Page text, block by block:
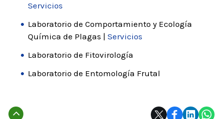
Servicios
Laboratorio de Comportamiento y Ecología
Química de Plagas |Servicios
Laboratorio de Fitovirología
Laboratorio de Entomología Frutal
Subir